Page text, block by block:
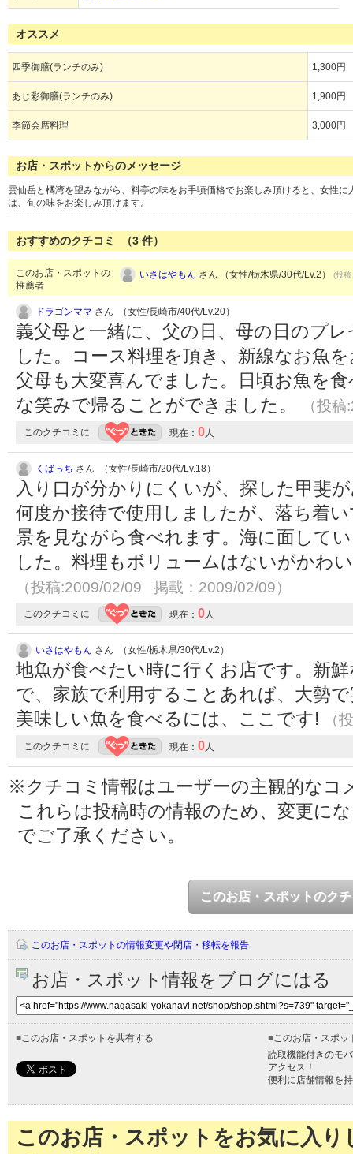
オススメ
四季御膳(ランチのみ) 1,300円
あじ彩御膳(ランチのみ) 1,900円
季節会席料理 3,000円
お店・スポットからのメッセージ
雲仙岳と橘湾を望みながら、料亭の味をお手頃価格でお楽しみ頂けると、女性
は、旬の味をお楽しみ頂けます。
おすすめのクチコミ （3 件）
このお店・スポットの
推薦者
いさはやもん さん （女性/栃木県/30代/Lv.2） (投
ドラゴンママ さん （女性/長崎市/40代/Lv.20）
義父母と一緒に、父の日、母の日のプ
した。コース料理を頂き、新線なお魚
父母も大変喜んでました。日頃お魚を
な笑みで帰ることができました。
（投
このクチコミに 現在： 0人
くばっち さん （女性/長崎市/20代/Lv.18）
入り口が分かりにくいが、探した甲斐
何度か接待で使用しましたが、落ち着
景を見ながら食べれます。海に面して
した。料理もボリュームはないがかわ
（投稿:2009/02/09 掲載：2009/02/09）
このクチコミに 現在： 0人
いさはやもん さん （女性/栃木県/30代/Lv.2）
地魚が食べたい時に行くお店です。新
で、家族で利用することあれば、大勢
美味しい魚を食べるには、ここです!
（
このクチコミに 現在： 0人
※クチコミ情報はユーザーの主観的なコ
これらは投稿時の情報のため、変更に
でご了承ください。
このお店・スポットのク
このお店・スポットの情報変更や閉店・移転を報告
お店・スポット情報をブログにはる
■このお店・スポットを共有する ■このお店・スポッ
読取機能付きのモ
アクセス！
便利に店舗情報を
このお店・スポットをお気に入